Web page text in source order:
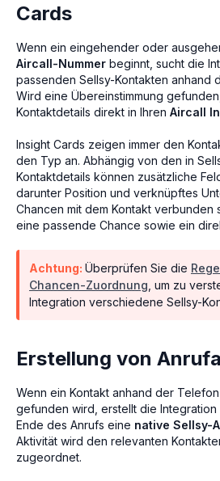
Cards
Wenn ein eingehender oder
Aircall-Nummer beginnt, sucht die
passenden Sellsy-Kontakten anhand
Wird eine Übereinstimmung
Kontaktdetails direkt in Ihren Aircall
Insight Cards zeigen immer den
den Typ an. Abhängig von den in
Kontaktdetails können zusätzliche
darunter Position und verknüpftes
Chancen mit dem Kontakt verbunden
eine passende Chance sowie ein
Achtung: Überprüfen Sie die
Chancen-Zuordnung , um zu
Integration verschiedene Sellsy-
Erstellung von
Wenn ein Kontakt anhand der
gefunden wird, erstellt die
Ende des Anrufs eine native Sellsy-
Aktivität wird den relevanten
zugeordnet.